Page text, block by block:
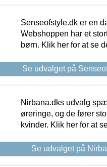
Senseofstyle.dk er en
Webshoppen har et
børn. Klik her for at se
Se udvalget på
Nirbana.dks udvalg
øreringe, og de fører
kvinder. Klik her for at
Se udvalget på